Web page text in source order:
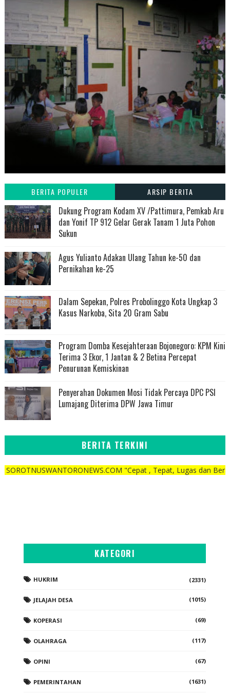
BERITA POPULER ARSIP BERITA
Dukung Program Kodam XV /Pattimura, Pemkab Aru
dan Yonif TP 912 Gelar Gerak Tanam 1 Juta Pohon
Sukun
Agus Yulianto Adakan Ulang Tahun ke-50 dan
Pernikahan ke-25
Dalam Sepekan, Polres Probolinggo Kota Ungkap 3
Kasus Narkoba, Sita 20 Gram Sabu
Program Domba Kesejahteraan Bojonegoro: KPM Kini
Terima 3 Ekor, 1 Jantan & 2 Betina Percepat
Penurunan Kemiskinan
Penyerahan Dokumen Mosi Tidak Percaya DPC PSI
Lumajang Diterima DPW Jawa Timur
BERITA TERKINI
"Cepat , Tepat, Lugas dan Berani"
KATEGORI
HUKRIM (2331)
JELAJAH DESA (1015)
KOPERASI (69)
OLAHRAGA (117)
OPINI (67)
PEMERINTAHAN (1631)